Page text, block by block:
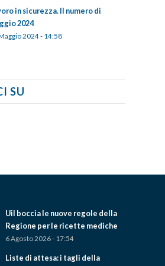
in sicurezza. Il numero di
2024
2024 - 14:58
SU
Uil boccia le nuove regole della
Regione per le ricette mediche
6 Agosto 2026 - 17:54
Liste di attesa: i tagli della